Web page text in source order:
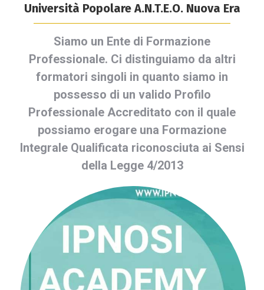
Università Popolare A.N.T.E.O. Nuova Era
Siamo un Ente di Formazione
Professionale. Ci distinguiamo da altri
formatori singoli in quanto siamo in
possesso di un valido Profilo
Professionale Accreditato con il quale
possiamo erogare una Formazione
Integrale Qualificata riconosciuta ai Sensi
della Legge 4/2013